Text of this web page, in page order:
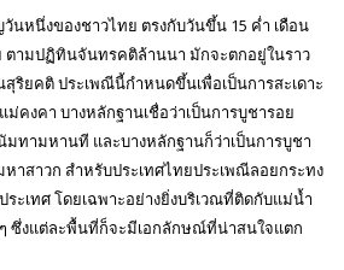
นหนึ่งของชาวไทย ตรงกับวันขึ้น 15 ค่ำ เดือน
ามปฏิทินจันทรคติล้านนา มักจะตกอยู่ในราว
ยคติ ประเพณีนี้กำหนดขึ้นเพื่อเป็นการสะเดาะ
คงคา บางหลักฐานเชื่อว่าเป็นการบูชารอย
ทามหานที และบางหลักฐานก็ว่าเป็นการบูชา
สาวก สำหรับประเทศไทยประเพณีลอยกระทง
เทศ โดยเฉพาะอย่างยิ่งบริเวณที่ติดกับแม่น้ำ
ซึ่งแต่ละพื้นที่ก็จะมีเอกลักษณ์ที่น่าสนใจแตก